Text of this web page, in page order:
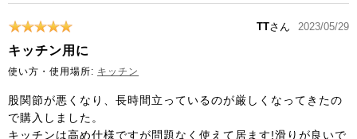
TTさん 2023/05/29
キッチン用に
使い方・使用場所: キッチン
股関節が悪くなり、長時間立っているのが厳しくなってきたの
で購入しました。
キッチンは高め仕様ですが問題なく使えて居ます!滑りが良いで